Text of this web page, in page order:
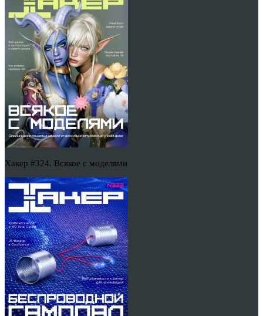
Хакер #324. Всякое с моделями